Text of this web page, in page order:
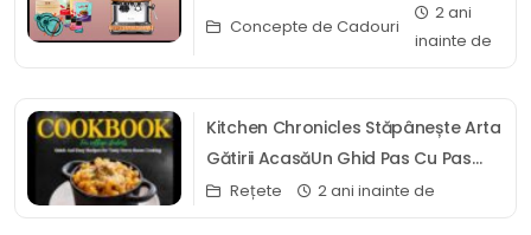
Concepte de Cadouri
2 ani
inainte de
Kitchen Chronicles Stăpânește Arta
Gătirii AcasăUn Ghid Pas Cu Pas
Pentru A Crea Mese Delicioase Și
Rețete 2 ani inainte de